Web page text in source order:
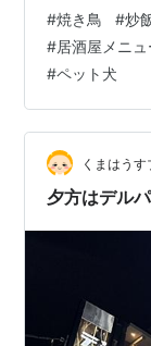
ま、もも、皮
ってました＾
に。 分厚いハ
も少し。 焼き
シーザーサラ
ダドレッシン
#焼き鳥 #炒
#居酒屋メニュ
#ペット犬
くまはう
夕方はデル